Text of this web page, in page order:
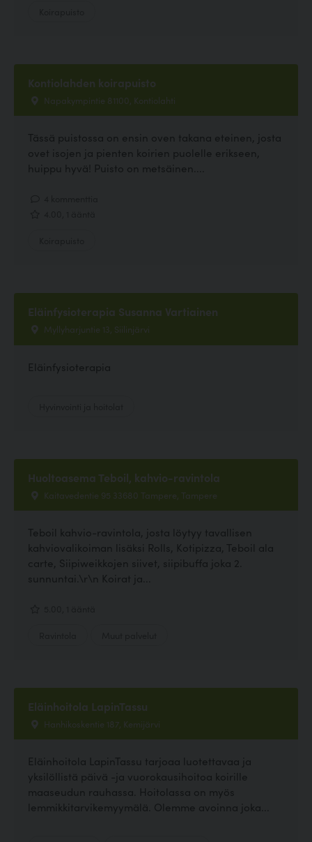
Kontiolahden koirapuisto
Napakympintie 81100, Kontiolahti
Tässä puistossa on ensin oven takana eteinen, josta
ovet isojen ja pienten koirien puolelle erikseen,
huippu hyvä! Puisto on metsäinen....
Eläinfysioterapia Susanna Vartiainen
Myllyharjuntie 13, Siilinjärvi
Eläinfysioterapia
Huoltoasema Teboil, kahvio-ravintola
Kaitavedentie 95 33680 Tampere, Tampere
Teboil kahvio-ravintola, josta löytyy tavallisen
kahviovalikoiman lisäksi Rolls, Kotipizza, Teboil ala
carte, Siipiweikkojen siivet, siipibuffa joka 2.
sunnuntai.\r\n Koirat ja...
Eläinhoitola LapinTassu
Hanhikoskentie 187, Kemijärvi
Eläinhoitola LapinTassu tarjoaa luotettavaa ja
yksilöllistä päivä -ja vuorokausihoitoa koirille
maaseudun rauhassa. Hoitolassa on myös
lemmikkitarvikemyymälä. Olemme avoinna joka...